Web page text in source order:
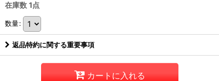
在庫数 1点
数量:
返品特約に関する重要事項
カートに入れる